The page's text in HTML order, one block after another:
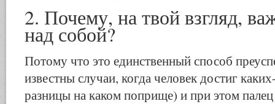
2. Почему, на твой взгляд,
над собой?
Потому что это единственный способ
известны случаи, когда человек достиг
разницы на каком поприще) и при этом